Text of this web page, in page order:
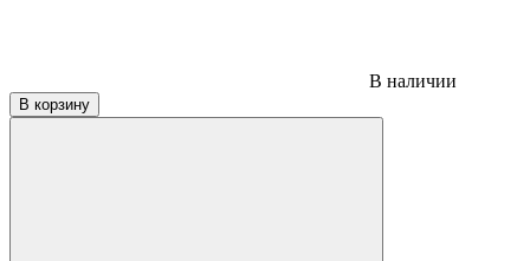
В наличии
В корзину